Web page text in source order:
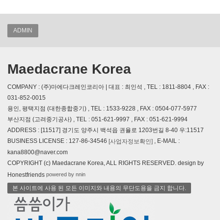
ADMIN
Maedacrane Korea
COMPANY : (주)마에다크레인코리아 | 대표 : 최인석 , TEL : 1811-8804 , FAX :
031-852-0015
용인, 평택지점 (대한종합중기) , TEL : 1533-9228 , FAX : 0504-077-5977
부산지점 (고려중기공사) , TEL : 051-621-9997 , FAX : 051-621-9994
ADDRESS : [11517] 경기도 양주시 백석읍 권율로 1203번길 8-40 우:11517
BUSINESS LICENSE : 127-86-34546 [사업자정보확인] , E-MAIL :
kana8800@naver.com
COPYRIGHT (c) Maedacrane Korea, ALL RIGHTS RESERVED. design by
Honestfriends powered by nnin
본 사이트에 사용 된 모든 이미지와 내용의 무단도용을 금지 합니다.